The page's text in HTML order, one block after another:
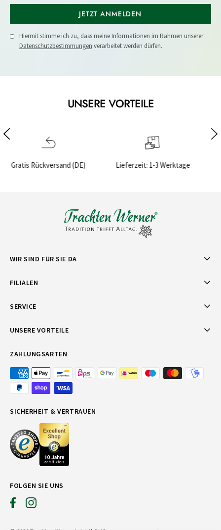
JETZT ANMELDEN
Hiermit stimme ich zu, dass meine Informationen im Rahmen unserer
Datenschutzbestimmungen verarbeitet werden dürfen.
UNSERE VORTEILE
Lieferzeit: 1-3 Werktage Sichere Bezahlung
WIR SIND FÜR SIE DA
FILIALEN
SERVICE
UNSERE VORTEILE
ZAHLUNGSARTEN
FOLGEN SIE UNS
SICHERHEIT & VERTRAUEN